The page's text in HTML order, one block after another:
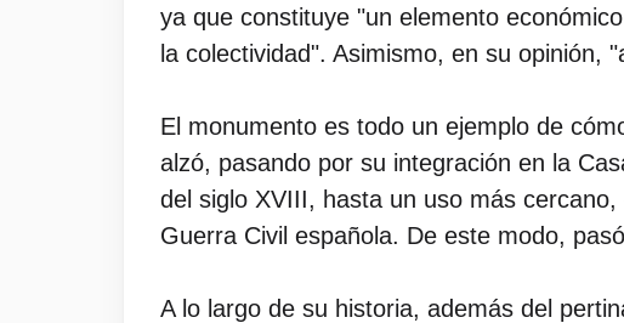
ya que constituye "un elemento
la colectividad". Asimismo, en su opinión,
El monumento es todo un ejemplo de
alzó, pasando por su integración en la
del siglo XVIII, hasta un uso más
Guerra Civil española. De este modo,
A lo largo de su historia, además del